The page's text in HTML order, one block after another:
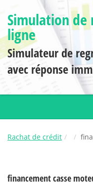
Simulation de
ligne
Simulateur de
avec réponse
Rachat de crédit
financement casse